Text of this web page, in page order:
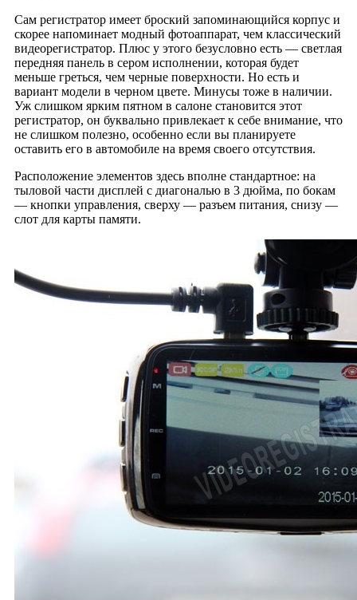
Сам регистратор имеет броский запоминающийся корпус и
скорее напоминает модный фотоаппарат, чем классический
видеорегистратор. Плюс у этого безусловно есть — светлая
передняя панель в сером исполнении, которая будет
меньше греться, чем черные поверхности. Но есть и
вариант модели в черном цвете. Минусы тоже в наличии.
Уж слишком ярким пятном в салоне становится этот
регистратор, он буквально привлекает к себе внимание, что
не слишком полезно, особенно если вы планируете
оставить его в автомобиле на время своего отсутствия.
Расположение элементов здесь вполне стандартное: на
тыловой части дисплей с диагональю в 3 дюйма, по бокам
— кнопки управления, сверху — разъем питания, снизу —
слот для карты памяти.